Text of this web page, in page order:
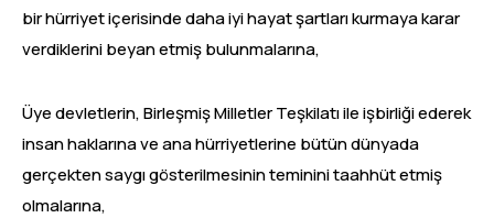
bir hürriyet içerisinde daha iyi hayat şartları kurmaya karar
verdiklerini beyan etmiş bulunmalarına,
Üye devletlerin, Birleşmiş Milletler Teşkilatı ile işbirliği ederek
insan haklarına ve ana hürriyetlerine bütün dünyada
gerçekten saygı gösterilmesinin teminini taahhüt etmiş
olmalarına,